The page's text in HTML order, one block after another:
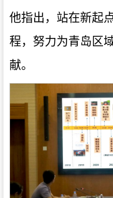
他指出，站在新起
程，努力为青岛区
献。